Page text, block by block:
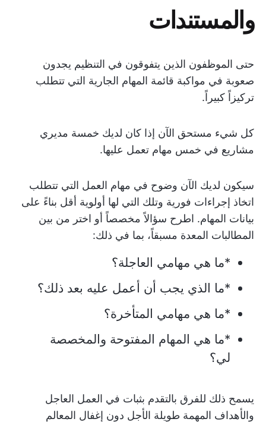
والمستندات
حتى الموظفون الذين يتفوقون في التنظيم يجدون
صعوبة في مواكبة قائمة المهام الجارية التي تتطلب
تركيزاً كبيراً.
كل شيء مستحق الآن إذا كان لديك خمسة مديري
مشاريع في خمس مهام تعمل عليها.
سيكون لديك الآن وضوح في مهام العمل التي تتطلب
اتخاذ إجراءات فورية وتلك التي لها أولوية أقل بناءً على
بيانات المهام. اطرح سؤالاً مخصصاً أو اختر من بين
المطالبات المعدة مسبقاً، بما في ذلك:
*ما هي مهامي العاجلة؟
*ما الذي يجب أن أعمل عليه بعد ذلك؟
*ما هي مهامي المتأخرة؟
*ما هي المهام المفتوحة والمخصصة
لي؟
يسمح ذلك للفرق بالتقدم بثبات في العمل العاجل
والأهداف المهمة طويلة الأجل دون إغفال المعالم